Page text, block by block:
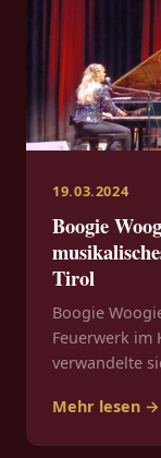
19.03.2024
Boogie
Tirol
Boogie
Feuerwerk im
verwandelte
Mehr lesen →